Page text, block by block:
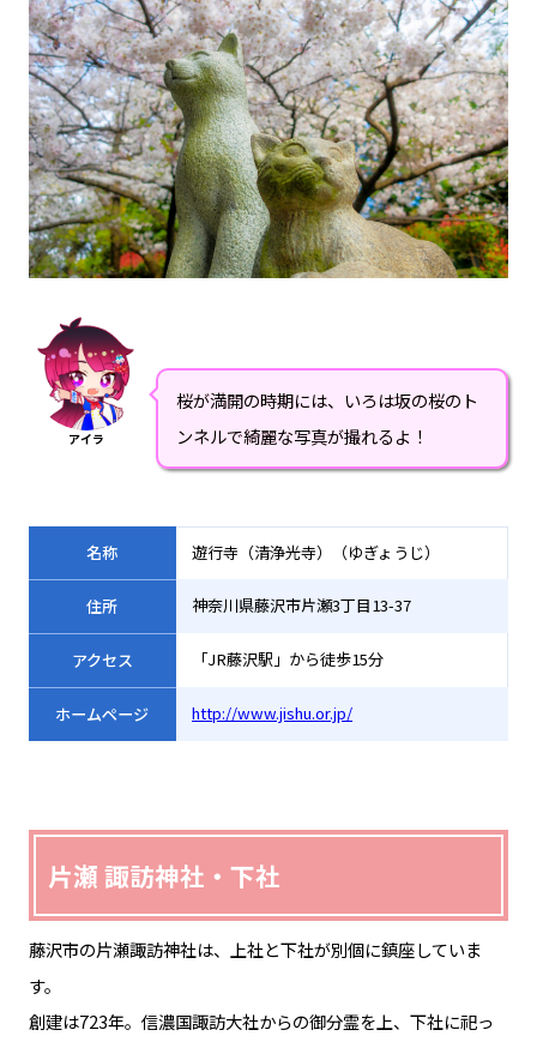
アイラ
桜が満開の時期には、いろは坂の桜のト
ンネルで綺麗な写真が撮れるよ！
名称 遊行寺（清浄光寺）（ゆぎょうじ）
住所 神奈川県藤沢市片瀬3丁目13-37
アクセス 「JR藤沢駅」から徒歩15分
ホームページ http://www.jishu.or.jp/
片瀬 諏訪神社・下社
藤沢市の片瀬諏訪神社は、上社と下社が別個に鎮座していま
す。
創建は723年。信濃国諏訪大社からの御分霊を上、下社に祀っ